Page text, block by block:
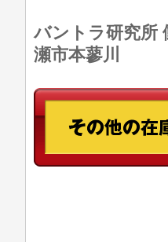
バントラ研究
瀬市本蓼川